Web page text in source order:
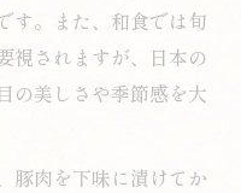
す。また、和食では旬
視されますが、日本の
の美しさや季節感を大
豚肉を下味に漬けてか